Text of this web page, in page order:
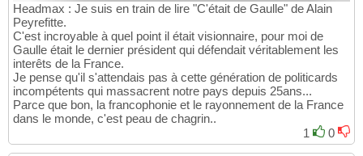
Headmax : Je suis en train de lire "C'était de Gaulle" de Alain
Peyrefitte.
C'est incroyable à quel point il était visionnaire, pour moi de
Gaulle était le dernier président qui défendait véritablement les
interêts de la France.
Je pense qu'il s'attendais pas à cette génération de politicards
incompétents qui massacrent notre pays depuis 25ans...
Parce que bon, la francophonie et le rayonnement de la France
dans le monde, c'est peau de chagrin..
1
0